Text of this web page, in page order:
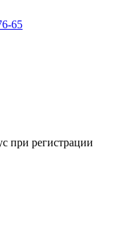
65
при регистрации